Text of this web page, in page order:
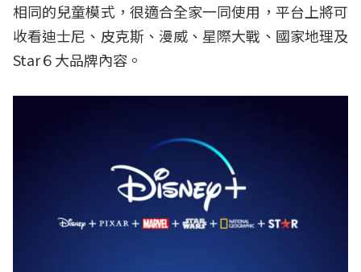
相同的兒童模式，很適合全家一同使用，平台上將可
收看迪士尼、皮克斯、漫威、星際大戰、國家地理及
Star６大品牌內容。